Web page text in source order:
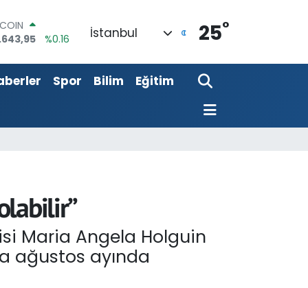
%0.06
%0.02
İstanbul 25°
Spor Bilim Eğitim
Maria Angela Holguin
ağustos ayında